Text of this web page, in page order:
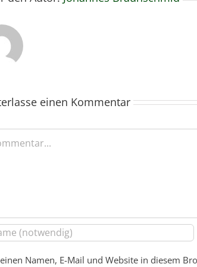
einen Kommentar
Namen, E-Mail und Website in diesem